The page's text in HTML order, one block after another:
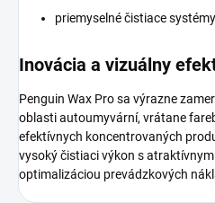
priemyselné čistiace systémy
Inovácia a vizuálny
Penguin Wax Pro sa výrazne
oblasti autoumyvární, vrátane
efektívnych koncentrovaných
vysoký čistiaci výkon s
optimalizáciou prevádzkových